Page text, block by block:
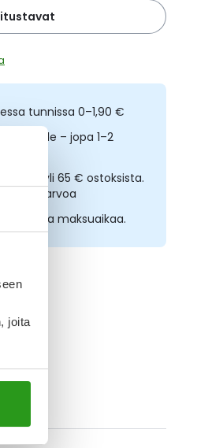
joita
tunnissa 0–1,90 €
– jopa 1–2
yli 65 € ostoksista.
arvoa
maksuaikaa.